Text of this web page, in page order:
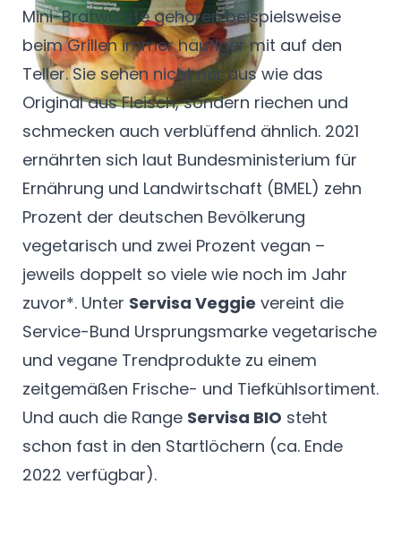
Mini-Bratwürste gehören beispielsweise
beim Grillen immer häufiger mit auf den
Teller. Sie sehen nicht nur aus wie das
Original aus Fleisch, sondern riechen und
schmecken auch verblüffend ähnlich. 2021
ernährten sich laut Bundesministerium für
Ernährung und Landwirtschaft (BMEL) zehn
Prozent der deutschen Bevölkerung
vegetarisch und zwei Prozent vegan –
jeweils doppelt so viele wie noch im Jahr
zuvor*. Unter Servisa Veggie vereint die
Service-Bund Ursprungsmarke vegetarische
und vegane Trendprodukte zu einem
zeitgemäßen Frische- und Tiefkühlsortiment.
Und auch die Range Servisa BIO steht
schon fast in den Startlöchern (ca. Ende
2022 verfügbar).